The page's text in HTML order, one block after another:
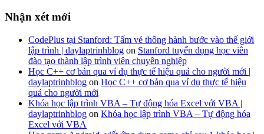
Nhận xét mới
CodePlus tại Stanford: Tấm vé thông hành bước vào thế giới
lập trình | daylaptrinhblog on Stanford tuyển dụng học viên
đào tạo thành lập trình viên chuyên nghiệp
Học C++ cơ bản qua ví dụ thực tế hiệu quả cho người mới |
daylaptrinhblog on Học C++ cơ bản qua ví dụ thực tế hiệu
quả cho người mới
Khóa học lập trình VBA – Tự động hóa Excel với VBA |
daylaptrinhblog on Khóa học lập trình VBA – Tự động hóa
Excel với VBA